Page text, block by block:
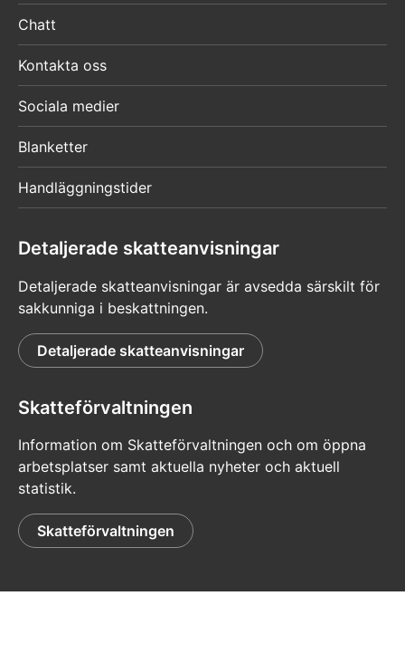
Chatt
Kontakta oss
Sociala medier
Blanketter
Handläggningstider
Detaljerade skatteanvisningar
Detaljerade skatteanvisningar är avsedda särskilt för
sakkunniga i beskattningen.
Detaljerade skatteanvisningar
Skatteförvaltningen
Information om Skatteförvaltningen och om öppna
arbetsplatser samt aktuella nyheter och aktuell
statistik.
Skatteförvaltningen